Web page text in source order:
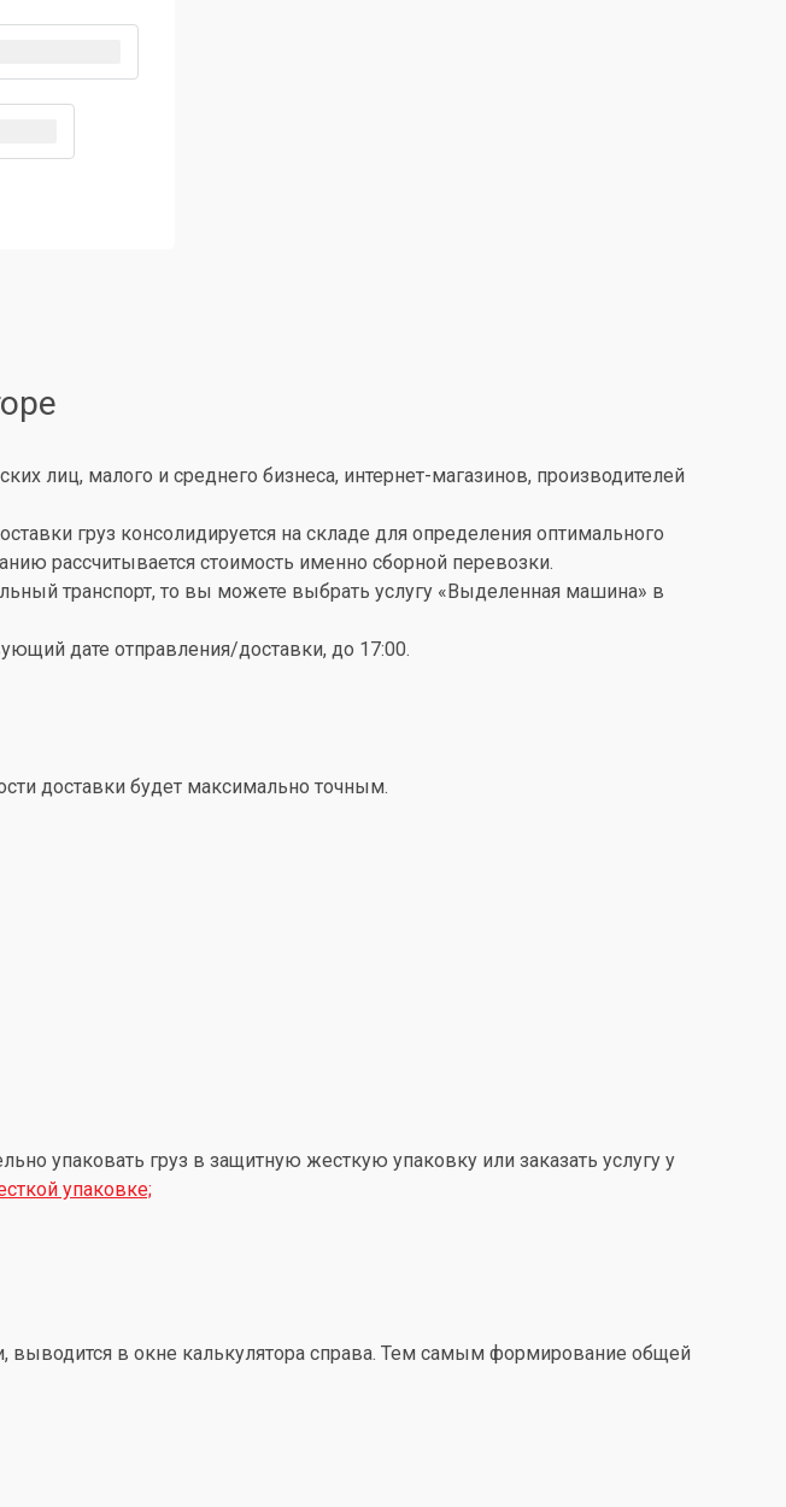
лиц, малого и среднего бизнеса, интернет-магазинов, производителей
груз консолидируется на складе для определения оптимального
рассчитывается стоимость именно сборной перевозки.
транспорт, то вы можете выбрать услугу «Выделенная машина» в
дате отправления/доставки, до 17:00.
доставки будет максимально точным.
упаковать груз в защитную жесткую упаковку или заказать услугу у
упаковке;
в окне калькулятора справа. Тем самым формирование общей